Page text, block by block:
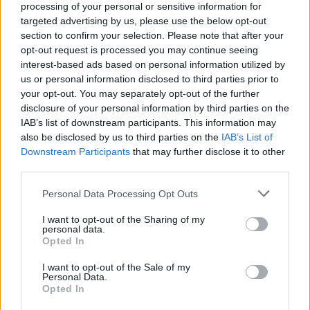
processing of your personal or sensitive information for
targeted advertising by us, please use the below opt-out
section to confirm your selection. Please note that after your
opt-out request is processed you may continue seeing
interest-based ads based on personal information utilized by
us or personal information disclosed to third parties prior to
your opt-out. You may separately opt-out of the further
disclosure of your personal information by third parties on the
IAB’s list of downstream participants. This information may
also be disclosed by us to third parties on the IAB’s List of
Downstream Participants that may further disclose it to other
Please note that this website/app uses one or more Google
not limited to your visit or usage behaviour. You may click to
grant or deny consent to Google and its third-party tags to
use your data for below specified purposes in below Google
consent section.
Personal Data Processing Opt Outs
I want to opt-out of the Sharing of my
personal data.
Opted In
I want to opt-out of the Sale of my
Personal Data.
Opted In
γενικώς, αυτό που μένει είναι κάποια κρίσιμα
ερωτήματα. Για όσους τον ψήφισαν, για τους
άλλους που ψήφισαν την Έφη Αχτσιόγλου, για
επώνυμους και ανώνυμους. Αλλά κυρίως για τον
ίδιο. Και τώρα; Διότι η εκλογή ήταν το πρώτο βήμα
και όχι το πιο δύσκολο. Τα δύσκολα της δυσκολίας
αρχίζουν τώρα. Και η περίοδος χάριτος θα είναι
σύντομη. Αν υπάρξει…
Η πολιτική δεν περιορίζεται στο επιχειρείν. Τα
πρώτο ερώτημα είναι πώς θα διαχειριστεί τον
κόσμο του κόμματος. Και εκείνους που τον
πιστεύουν και τους άλλους που τον
αντιμετωπίζουν με εχθρική καχυποψία. Πώς θα